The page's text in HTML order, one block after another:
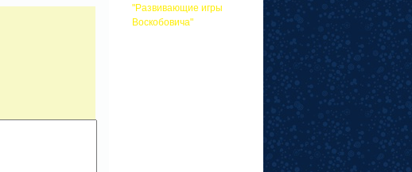
"Развивающие игры
Воскобовича"